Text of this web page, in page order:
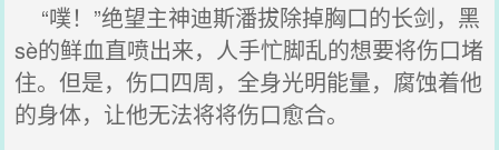
“噗！”绝望主神迪斯潘拔除掉胸口的长剑，黑
sè的鲜血直喷出来，人手忙脚乱的想要将伤口堵
住。但是，伤口四周，全身光明能量，腐蚀着他
的身体，让他无法将将伤口愈合。